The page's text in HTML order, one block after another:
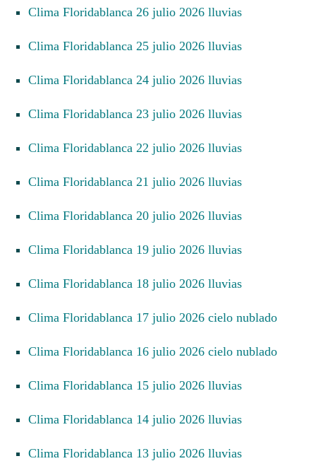
Clima Floridablanca 26 julio 2026 lluvias
Clima Floridablanca 25 julio 2026 lluvias
Clima Floridablanca 24 julio 2026 lluvias
Clima Floridablanca 23 julio 2026 lluvias
Clima Floridablanca 22 julio 2026 lluvias
Clima Floridablanca 21 julio 2026 lluvias
Clima Floridablanca 20 julio 2026 lluvias
Clima Floridablanca 19 julio 2026 lluvias
Clima Floridablanca 18 julio 2026 lluvias
Clima Floridablanca 17 julio 2026 cielo nublado
Clima Floridablanca 16 julio 2026 cielo nublado
Clima Floridablanca 15 julio 2026 lluvias
Clima Floridablanca 14 julio 2026 lluvias
Clima Floridablanca 13 julio 2026 lluvias